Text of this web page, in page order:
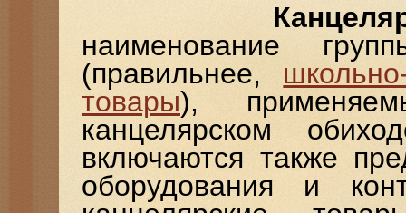
наименование
(правильнее,
товары),
канцелярском
включаются также
оборудования и